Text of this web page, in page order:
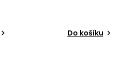
Do košíku